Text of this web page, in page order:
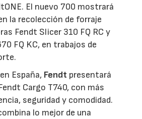
El nuevo 700 mostrará
la recolección de forraje
Fendt Slicer 310 FQ RC y
FQ KC, en trabajos de
España, Fendt presentará
Cargo T740, con más
seguridad y comodidad.
lo mejor de una